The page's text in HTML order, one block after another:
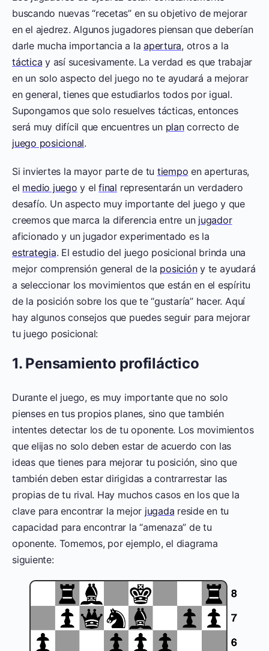
buscando nuevas “recetas” en su objetivo de mejorar
en el ajedrez. Algunos jugadores piensan que deberían
darle mucha importancia a laapertura, otros a la
táctica y así sucesivamente. La verdad es que trabajar
en un solo aspecto del juego no te ayudará a mejorar
en general, tienes que estudiarlos todos por igual.
Supongamos que solo resuelves tácticas, entonces
será muy difícil que encuentres un plancorrecto de
juego posicional.
Si inviertes la mayor parte de tu tiempo en aperturas,
el medio juego y elfinal representarán un verdadero
desafío. Un aspecto muy importante del juego y que
creemos que marca la diferencia entre un jugador
aficionado y un jugador experimentado es la
estrategia. El estudio del juego posicional brinda una
mejor comprensión general de la posicióny te ayudará
a seleccionar los movimientos que están en el espíritu
de la posición sobre los que te “gustaría” hacer. Aquí
hay algunos consejos que puedes seguir para mejorar
tu juego posicional:
1. Pensamiento profiláctico
Durante el juego, es muy importante que no solo
pienses en tus propios planes, sino que también
intentes detectar los de tu oponente. Los movimientos
que elijas no solo deben estar de acuerdo con las
ideas que tienes para mejorar tu posición, sino que
también deben estar dirigidas a contrarrestar las
propias de tu rival. Hay muchos casos en los que la
clave para encontrar la mejor jugada reside en tu
capacidad para encontrar la “amenaza” de tu
oponente. Tomemos, por ejemplo, el diagrama
siguiente: